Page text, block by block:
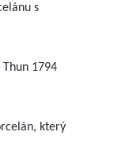
s
1794
který